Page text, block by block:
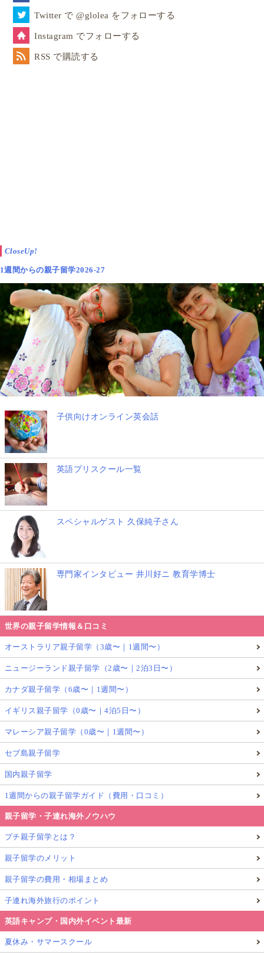
「今夜、子どもに必ず聞いてほしい！たった１つの質
問」、いかがでしたか？
記事を読んで、わたしは、子ども自身の言葉を引き出
すために大切なのは、親が、“子どもの話しを聞く姿
勢を持つこと”
なんだな、と感じました。
この質問はとてもシンプルですが、子どもの答えはき
話していくうちに、子ども自身にとっても、
にこうしてほしかったんだなと、“自分の感情を言語
化できるチャンス”になると思います。
家族で過ごすことの多くなるホリデーシーズン、ぜ
ひ、お子さんとの時間を取って、この質問をしてみて
ください。
Michelleは、
One simple question. How will your kids answer it?
と書いて、記事を締めくくっています。
それでは、また次回！ See you soon!
参考：THE ONE QUESTION YOU SHOULD ASK
YOUR CHILD TONIGHT ［From Babble ］
記事をお読み頂きありがとうございました！
★ ★ ★ ★ ★
みんなの評価:評価してね♪ (0件)
この記事を執筆したGlolea!アンバサダー
善家美緒（Mio Zenke）
Glolea! 世界の子育て取材中！アメリカ子育て
アンバサダー
Twitter で @glolea をフォローする
Instagram でフォローする
RSS で購読する
CloseUp!
1週間からの親子留学2026-27
子供向けオンライン英会話
英語プリスクール一覧
スペシャルゲスト 久保純子さん
専門家インタビュー 井川好ニ 教育学博士
世界の親子留学情報＆口コミ
オーストラリア親子留学（3歳〜｜1週間〜）
ニュージーランド親子留学（2歳〜｜2泊3日〜）
カナダ親子留学（6歳〜｜1週間〜）
イギリス親子留学（0歳〜｜4泊5日〜）
マレーシア親子留学（0歳〜｜1週間〜）
セブ島親子留学
国内親子留学
1週間からの親子留学ガイド（費用・口コミ）
親子留学・子連れ海外ノウハウ
プチ親子留学とは？
親子留学のメリット
親子留学の費用・相場まとめ
子連れ海外旅行のポイント
英語キャンプ・国内外イベント最新
夏休み・サマースクール